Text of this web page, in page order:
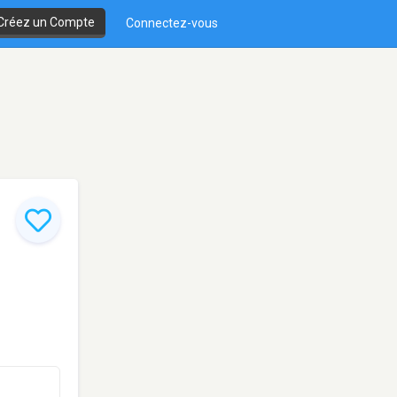
un Compte Connectez-vous